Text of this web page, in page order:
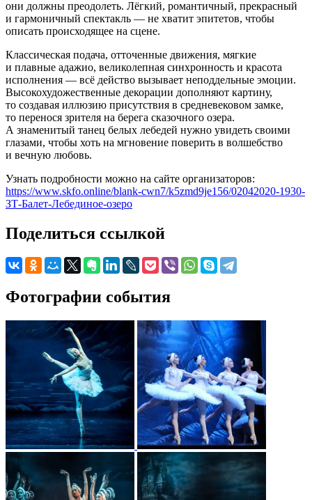
они должны преодолеть. Лёгкий, романтичный, прекрасный
и гармоничный спектакль — не хватит эпитетов, чтобы
описать происходящее на сцене.
Классическая подача, отточенные движения, мягкие
и плавные адажио, великолепная синхронность и красота
исполнения — всё действо вызывает неподдельные эмоции.
Высокохудожественные декорации дополняют картину,
то создавая иллюзию присутствия в средневековом замке,
то перенося зрителя на берега сказочного озера.
А знаменитый танец белых лебедей нужно увидеть своими
глазами, чтобы хоть на мгновение поверить в волшебство
и вечную любовь.
Узнать подробности можно на сайте организаторов:
https://www.skfo.online/blank-cwn7/k5zmd9je156/02042020-1930-
ЗТ-Балет-Лебединое-озеро
Поделиться ссылкой
Фотографии события